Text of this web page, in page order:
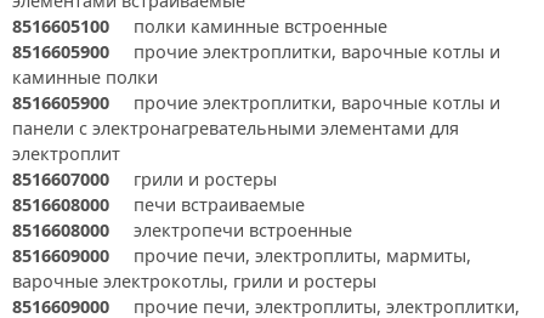
8516605100 полки каминные встроенные
8516605900 прочие электроплитки, варочные котлы и
каминные полки
8516605900 прочие электроплитки, варочные котлы и
панели с электронагревательными элементами для
электроплит
8516607000 грили и ростеры
8516608000 печи встраиваемые
8516608000 электропечи встроенные
8516609000 прочие печи, электроплиты, мармиты,
варочные электрокотлы, грили и ростеры
8516609000 прочие печи, электроплиты, электроплитки,